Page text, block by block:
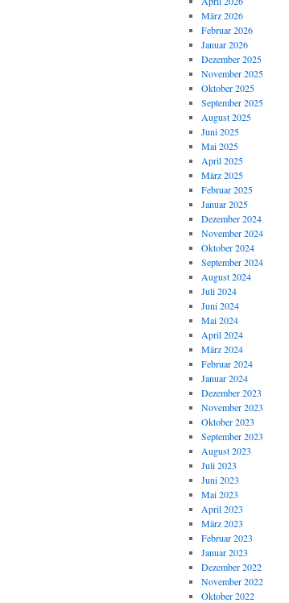
März 2026
Februar 2026
Januar 2026
Dezember 2025
November 2025
Oktober 2025
September 2025
August 2025
Juni 2025
Mai 2025
April 2025
März 2025
Februar 2025
Januar 2025
Dezember 2024
November 2024
Oktober 2024
September 2024
August 2024
Juli 2024
Juni 2024
Mai 2024
April 2024
März 2024
Februar 2024
Januar 2024
Dezember 2023
November 2023
Oktober 2023
September 2023
August 2023
Juli 2023
Juni 2023
Mai 2023
April 2023
März 2023
Februar 2023
Januar 2023
Dezember 2022
November 2022
Oktober 2022